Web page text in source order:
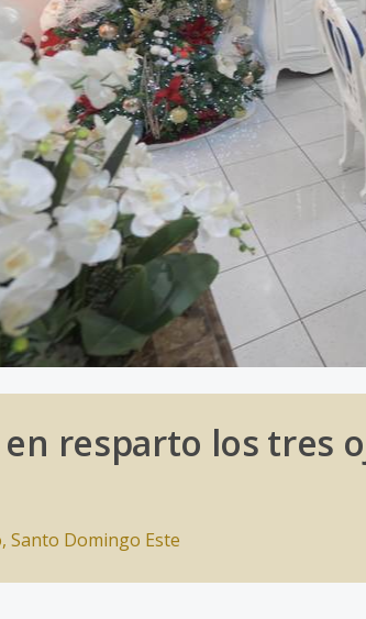
en resparto los tres
, Santo Domingo Este